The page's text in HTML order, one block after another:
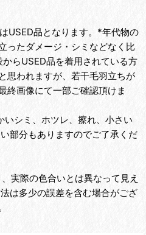
品となります。*年代物の
ったダメージ・シミなどなく比
らUSED品を着用されている方
思われますが、若干毛羽立ちが
終画像にて一部ご確認頂けま
いシミ、ホツレ、擦れ、小さい
部分もありますのでご了承くだ
実際の色合いとは異なって見え
は多少の誤差を含む場合がござ